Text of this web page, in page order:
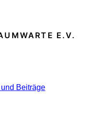
E.V.
Beiträge